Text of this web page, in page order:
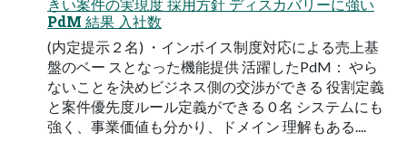
きい案件の実現度 採用方針 ディスカバリーに強い
PdM 結果 入社数
(内定提示２名) ・インボイス制度対応による売上基
盤のベー スとなった機能提供 活躍したPdM： やら
ないことを決めビジネス側の交渉ができる 役割定義
と案件優先度ルール定義ができる 0 名 システムにも
強く、事業価値も分かり、ドメイン 理解もある....